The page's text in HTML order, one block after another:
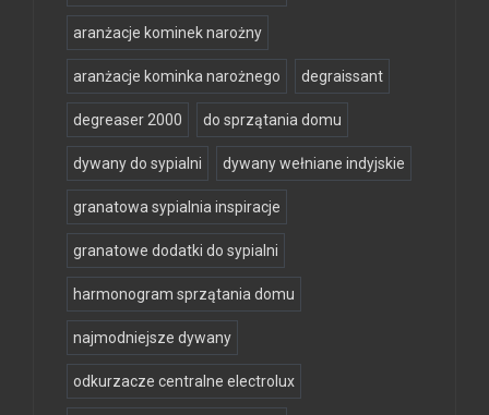
aranżacje kominek narożny
aranżacje kominka narożnego degraissant
degreaser 2000 do sprzątania domu
dywany do sypialni dywany wełniane indyjskie
granatowa sypialnia inspiracje
granatowe dodatki do sypialni
harmonogram sprzątania domu
najmodniejsze dywany
odkurzacze centralne electrolux